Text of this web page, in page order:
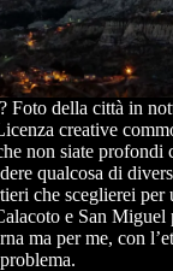
Foto della città in
creative
non siate profondi
qualcosa di
che sceglierei per
e San Miguel
ma per me, con